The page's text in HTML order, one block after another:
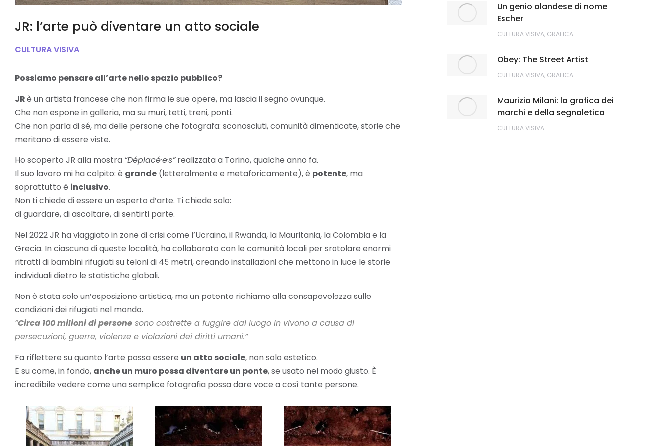
JR: l’arte può diventare un atto sociale
CULTURA VISIVA
Possiamo pensare all’arte nello spazio pubblico?
JRè un artista francese che non firma le sue opere, ma lascia il segno ovunque.
Che non espone in galleria, ma su muri, tetti, treni, ponti.
Che non parla di sé, ma delle persone che fotografa: sconosciuti, comunità dimenticate, storie che
meritano di essere viste.
Ho scoperto JR alla mostra “Déplacé·e·s”realizzata a Torino, qualche anno fa.
Il suo lavoro mi ha colpito: è grande (letteralmente e metaforicamente), è potente, ma
soprattutto è inclusivo.
Non ti chiede di essere un esperto d’arte. Ti chiede solo:
di guardare, di ascoltare, di sentirti parte.
Nel 2022 JR ha viaggiato in zone di crisi come l’Ucraina, il Rwanda, la Mauritania, la Colombia e la
Grecia. In ciascuna di queste località, ha collaborato con le comunità locali per srotolare enormi
ritratti di bambini rifugiati su teloni di 45 metri, creando installazioni che mettono in luce le storie
individuali dietro le statistiche globali.
Non è stata solo un’esposizione artistica, ma un potente richiamo alla consapevolezza sulle
condizioni dei rifugiati nel mondo.
“Circa 100 milioni di persone sono costrette a fuggire dal luogo in vivono a causa di
persecuzioni, guerre, violenze e violazioni dei diritti umani.”
Fa riflettere su quanto l’arte possa essere un atto sociale, non solo estetico.
E su come, in fondo, anche un muro possa diventare un ponte, se usato nel modo giusto. È
incredibile vedere come una semplice fotografia possa dare voce a così tante persone.
Un genio olandese di nome
Escher
CULTURA VISIVA, GRAFICA
Obey: The Street Artist
CULTURA VISIVA, GRAFICA
Maurizio Milani: la grafica dei
marchi e della segnaletica
CULTURA VISIVA